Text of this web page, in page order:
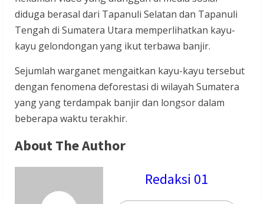
diduga berasal dari Tapanuli Selatan dan Tapanuli
Tengah di Sumatera Utara memperlihatkan kayu-
kayu gelondongan yang ikut terbawa banjir.
Sejumlah warganet mengaitkan kayu-kayu tersebut
dengan fenomena deforestasi di wilayah Sumatera
yang yang terdampak banjir dan longsor dalam
beberapa waktu terakhir.
About The Author
Redaksi 01